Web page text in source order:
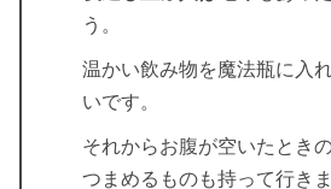
う。
温かい飲み物を魔法瓶に入
いです。
それからお腹が空いたとき
つまめるものも持って行きま